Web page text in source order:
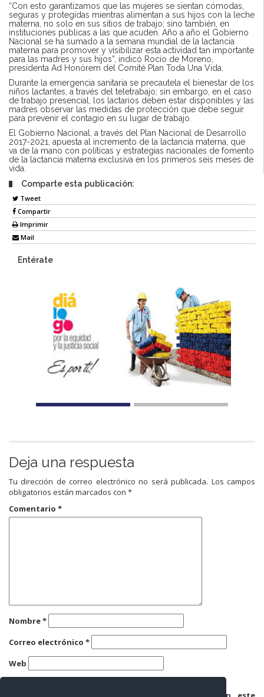
“Con esto garantizamos que las mujeres se sientan cómodas,
seguras y protegidas mientras alimentan a sus hijos con la leche
materna, no solo en sus sitios de trabajo; sino también, en
instituciones públicas a las que acuden. Año a año el Gobierno
Nacional se ha sumado a la semana mundial de la lactancia
materna para promover y visibilizar esta actividad tan importante
para las madres y sus hijos”, indicó Rocío de Moreno,
presidenta Ad Honórem del Comité Plan Toda Una Vida.
Durante la emergencia sanitaria se precautela el bienestar de los
niños lactantes, a través del teletrabajo; sin embargo, en el caso
de trabajo presencial, los lactarios deben estar disponibles y las
madres observar las medidas de protección que debe seguir
para prevenir el contagio en su lugar de trabajo.
El Gobierno Nacional, a través del Plan Nacional de Desarrollo
2017-2021, apuesta al incremento de la lactancia materna, que
va de la mano con políticas y estrategias nacionales de fomento
de la lactancia materna exclusiva en los primeros seis meses de
vida.
Comparte esta publicación:
Tweet
Compartir
Imprimir
Mail
Entérate
Deja una respuesta
Tu dirección de correo electrónico no será publicada. Los campos
obligatorios están marcados con *
Comentario *
Nombre*
Correo electrónico *
Web